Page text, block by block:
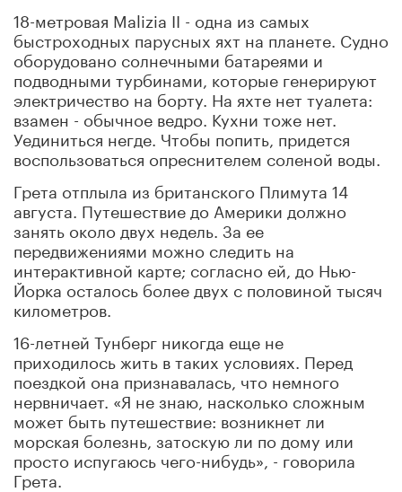
18-метровая Malizia II - одна из самых
быстроходных парусных яхт на планете. Судно
оборудовано солнечными батареями и
подводными турбинами, которые генерируют
электричество на борту. На яхте нет туалета:
взамен - обычное ведро. Кухни тоже нет.
Уединиться негде. Чтобы попить, придется
воспользоваться опреснителем соленой воды.
Грета отплыла из британского Плимута 14
августа. Путешествие до Америки должно
занять около двух недель. За ее
передвижениями можно следить на
интерактивной карте; согласно ей, до Нью-
Йорка осталось более двух с половиной тысяч
километров.
16-летней Тунберг никогда еще не
приходилось жить в таких условиях. Перед
поездкой она признавалась, что немного
нервничает. «Я не знаю, насколько сложным
может быть путешествие: возникнет ли
морская болезнь, затоскую ли по дому или
просто испугаюсь чего-нибудь», - говорила
Грета.